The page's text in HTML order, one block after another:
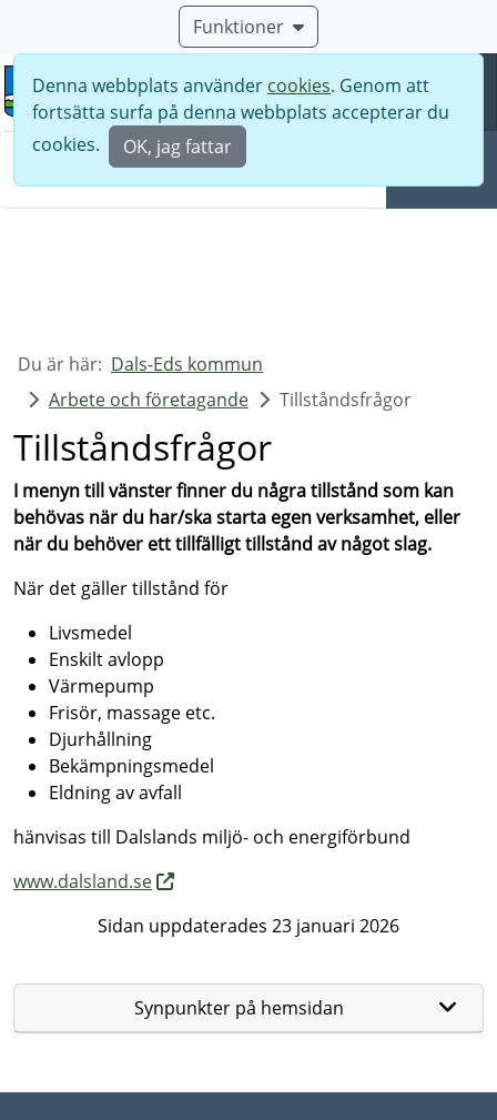
Funktioner
Meny
Denna webbplats använder cookies. Genom att
fortsätta surfa på denna webbplats accepterar du
cookies.
OK, jag fattar
Du är här: Dals-Eds kommun
Arbete och företagande
Tillståndsfrågor
Tillståndsfrågor
I menyn till vänster finner du några tillstånd som kan
behövas när du har/ska starta egen verksamhet, eller
när du behöver ett tillfälligt tillstånd av något slag.
När det gäller tillstånd för
Livsmedel
Enskilt avlopp
Värmepump
Frisör, massage etc.
Djurhållning
Bekämpningsmedel
Eldning av avfall
hänvisas till Dalslands miljö- och energiförbund
www.dalsland.se
Sidan uppdaterades 23 januari 2026
Synpunkter på hemsidan